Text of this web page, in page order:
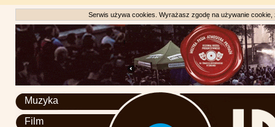
Serwis używa cookies. Wyrażasz zgodę na używanie
Muzyka
Film